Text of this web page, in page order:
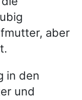
aber
in den
und